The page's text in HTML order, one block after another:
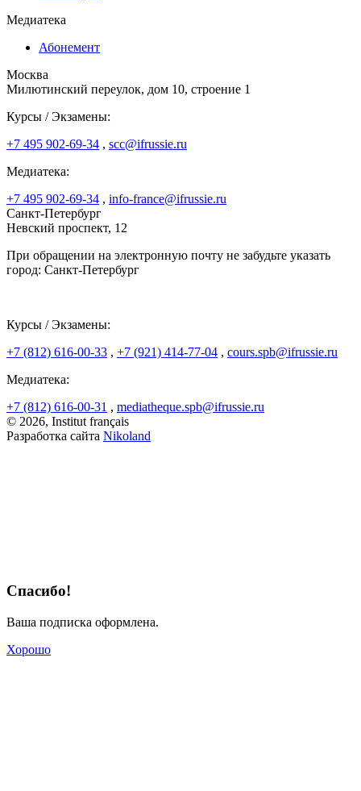
Медиатека
Абонемент
Москва
Милютинский переулок, дом 10, строение 1
Курсы / Экзамены:
+7 495 902-69-34 , scc@ifrussie.ru
Медиатека:
+7 495 902-69-34 , info-france@ifrussie.ru
Санкт-Петербург
Невский проспект, 12
При обращении на электронную почту не забудьте указать
город: Санкт-Петербург
Курсы / Экзамены:
+7 (812) 616-00-33 , +7 (921) 414-77-04 , cours.spb@ifrussie.ru
Медиатека:
+7 (812) 616-00-31 , mediatheque.spb@ifrussie.ru
© 2026, Institut français
Разработка сайта Nikoland
Спасибо!
Ваша подписка оформлена.
Хорошо